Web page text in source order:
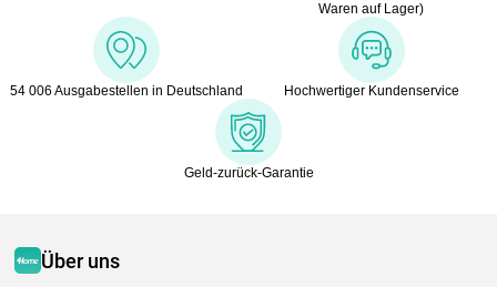
Waren auf Lager)
54 006 Ausgabestellen in Deutschland Hochwertiger Kundenservice
Geld-zurück-Garantie
Über uns